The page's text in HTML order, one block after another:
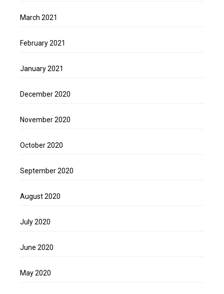
March 2021
February 2021
January 2021
December 2020
November 2020
October 2020
September 2020
August 2020
July 2020
June 2020
May 2020